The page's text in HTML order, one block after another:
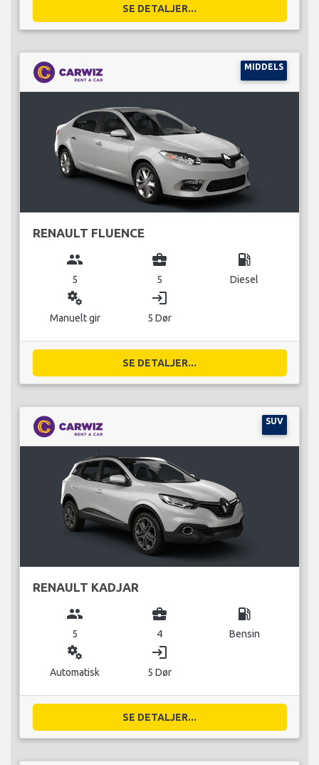
SE DETALJER...
MIDDELS
RENAULT FLUENCE
group
5
business_center
5
local_gas_station
Diesel
miscellaneous_services
Manuelt gir
login
5 Dør
SE DETALJER...
SUV
RENAULT KADJAR
group
5
business_center
4
local_gas_station
Bensin
miscellaneous_services
Automatisk
login
5 Dør
SE DETALJER...